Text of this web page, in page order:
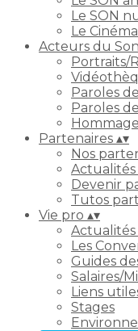
Le SON
Le
Acteurs du Son
Portraits/
Paroles
Paroles
Hommage
Partenaires ▴▾
Nos
Actualités
Devenir
Tutos
Vie pro ▴▾
Actualités
Les
Guides
Salaires/
Liens
Stages